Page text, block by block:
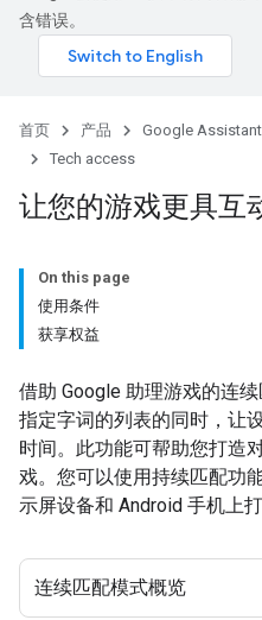
含错误。
首页 产品 Google Assistant
Tech access
让您的游戏更具互
On this page
使用条件
获享权益
借助 Google 助理游戏的连
指定字词的列表的同时，让
时间。此功能可帮助您打造
戏。您可以使用持续匹配功
示屏设备和 Android 手机上
连续匹配模式概览